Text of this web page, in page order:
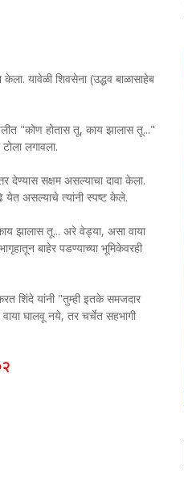
यावेळी शिवसेना (उद्धव बाळासाहेब
"कोण होतास तू, काय झालास तू..."
लगावला.
देण्यास सक्षम असल्याचा दावा केला.
येत असल्याचे त्यांनी स्पष्ट केले.
झालास तू... अरे वेड्या, असा वाया
बाहेर पडण्याच्या भूमिकेवरही
शिंदे यांनी "तुम्ही इतके समजदार
घालवू नये, तर चर्चेत सहभागी